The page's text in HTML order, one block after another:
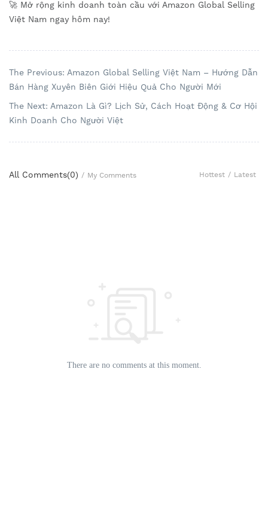
🚀 Mở rộng kinh doanh toàn cầu với Amazon Global Selling
Việt Nam ngay hôm nay!
The Previous: Amazon Global Selling Việt Nam – Hướng Dẫn
Bán Hàng Xuyên Biên Giới Hiệu Quả Cho Người Mới
The Next: Amazon Là Gì? Lịch Sử, Cách Hoạt Động & Cơ Hội
Kinh Doanh Cho Người Việt
All Comments(0) / My Comments Hottest / Latest
There are no comments at this moment.